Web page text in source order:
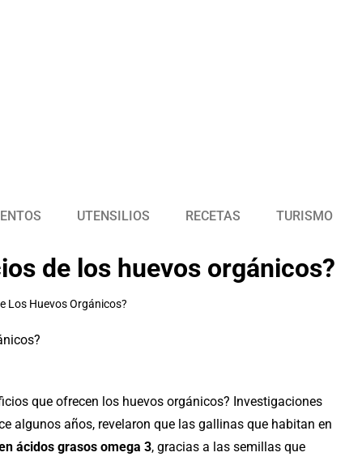
UTENSILIOS RECETAS TURISMO
de los huevos orgánicos?
Los Huevos Orgánicos?
que ofrecen los huevos orgánicos? Investigaciones
algunos años, revelaron que las gallinas que habitan en
ácidos grasos omega 3, gracias a las semillas que